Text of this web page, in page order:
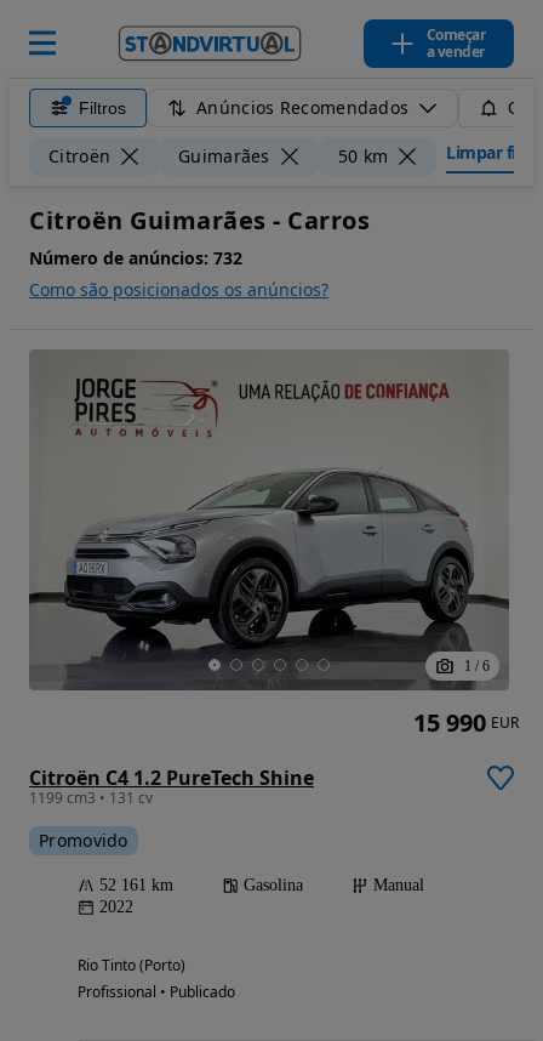
Começar
a vender
Filtros Anúncios Recomendados
Citroën Guimarães 50 km Limpar
Citroën Guimarães - Carros
Número de anúncios: 732
Como são posicionados os anúncios?
1 / 6
Citroën C4 1.2 PureTech Shine
1199 cm3 • 131 cv
Promovido
52 161 km Gasolina
Manual
2022
Rio Tinto (Porto)
Profissional • Publicado
15 990 EUR